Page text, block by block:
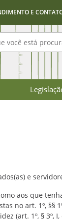
E
no
Catarina
e
aos que
no art. 1º, §§
(art. 1º, § 3º, I,